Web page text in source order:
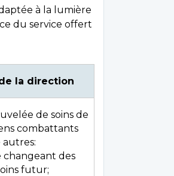
à la lumière
du service offert
la direction
de soins de
combattants
des
futur;